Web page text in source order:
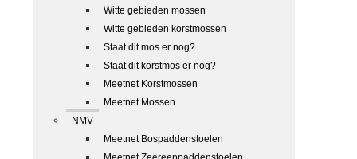
Witte gebieden mossen
Witte gebieden korstmossen
Staat dit mos er nog?
Staat dit korstmos er nog?
Meetnet Korstmossen
Meetnet Mossen
NMV
Meetnet Bospaddenstoelen